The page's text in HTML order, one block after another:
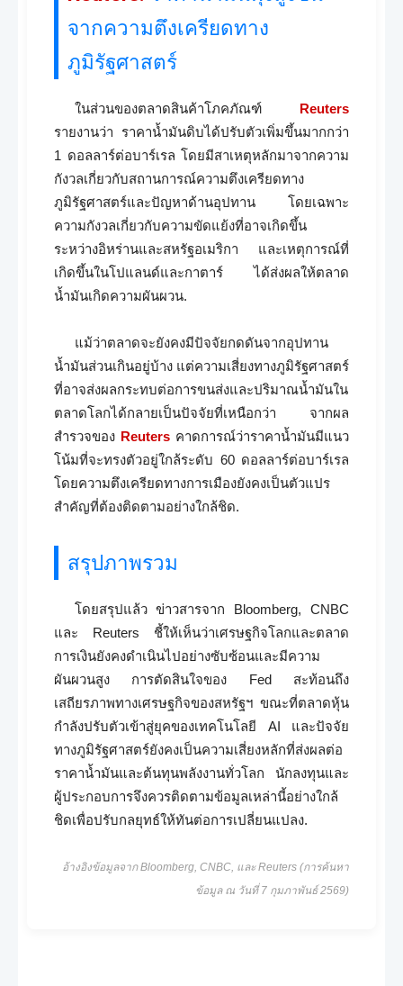
จากความตึงเครียดทาง
ภูมิรัฐศาสตร์
ในส่วนของตลาดสินค้าโภคภัณฑ์ Reuters
รายงานว่า ราคาน้ำมันดิบได้ปรับตัวเพิ่มขึ้นมากกว่า
1 ดอลลาร์ต่อบาร์เรล โดยมีสาเหตุหลักมาจากความ
กังวลเกี่ยวกับสถานการณ์ความตึงเครียดทาง
ภูมิรัฐศาสตร์และปัญหาด้านอุปทาน โดยเฉพาะ
ความกังวลเกี่ยวกับความขัดแย้งที่อาจเกิดขึ้น
ระหว่างอิหร่านและสหรัฐอเมริกา และเหตุการณ์ที่
เกิดขึ้นในโปแลนด์และกาตาร์ ได้ส่งผลให้ตลาด
น้ำมันเกิดความผันผวน.
แม้ว่าตลาดจะยังคงมีปัจจัยกดดันจากอุปทาน
น้ำมันส่วนเกินอยู่บ้าง แต่ความเสี่ยงทางภูมิรัฐศาสตร์
ที่อาจส่งผลกระทบต่อการขนส่งและปริมาณน้ำมันใน
ตลาดโลกได้กลายเป็นปัจจัยที่เหนือกว่า จากผล
สำรวจของ Reuters คาดการณ์ว่าราคาน้ำมันมีแนว
โน้มที่จะทรงตัวอยู่ใกล้ระดับ 60 ดอลลาร์ต่อบาร์เรล
โดยความตึงเครียดทางการเมืองยังคงเป็นตัวแปร
สำคัญที่ต้องติดตามอย่างใกล้ชิด.
สรุปภาพรวม
โดยสรุปแล้ว ข่าวสารจาก Bloomberg, CNBC
และ Reuters ชี้ให้เห็นว่าเศรษฐกิจโลกและตลาด
การเงินยังคงดำเนินไปอย่างซับซ้อนและมีความ
ผันผวนสูง การตัดสินใจของ Fed สะท้อนถึง
เสถียรภาพทางเศรษฐกิจของสหรัฐฯ ขณะที่ตลาดหุ้น
กำลังปรับตัวเข้าสู่ยุคของเทคโนโลยี AI และปัจจัย
ทางภูมิรัฐศาสตร์ยังคงเป็นความเสี่ยงหลักที่ส่งผลต่อ
ราคาน้ำมันและต้นทุนพลังงานทั่วโลก นักลงทุนและ
ผู้ประกอบการจึงควรติดตามข้อมูลเหล่านี้อย่างใกล้
ชิดเพื่อปรับกลยุทธ์ให้ทันต่อการเปลี่ยนแปลง.
อ้างอิงข้อมูลจาก Bloomberg, CNBC, และ Reuters (การค้นหา
ข้อมูล ณ วันที่ 7 กุมภาพันธ์ 2569)